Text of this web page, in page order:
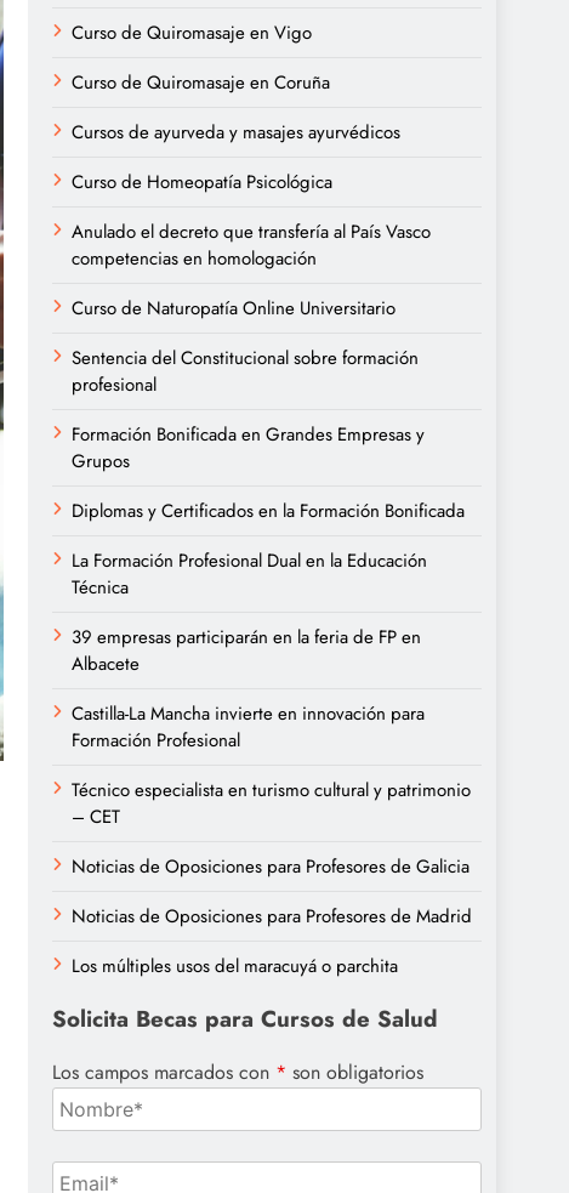
Curso de Quiromasaje en Vigo
Curso de Quiromasaje en Coruña
Cursos de ayurveda y masajes ayurvédicos
Curso de Homeopatía Psicológica
Anulado el decreto que transfería al País Vasco
competencias en homologación
Curso de Naturopatía Online Universitario
Sentencia del Constitucional sobre formación
profesional
Formación Bonificada en Grandes Empresas y
Grupos
Diplomas y Certificados en la Formación Bonificada
La Formación Profesional Dual en la Educación
Técnica
39 empresas participarán en la feria de FP en
Albacete
Castilla-La Mancha invierte en innovación para
Formación Profesional
Técnico especialista en turismo cultural y patrimonio
– CET
Noticias de Oposiciones para Profesores de Galicia
Noticias de Oposiciones para Profesores de Madrid
Los múltiples usos del maracuyá o parchita
Solicita Becas para Cursos de Salud
Los campos marcados con * son obligatorios